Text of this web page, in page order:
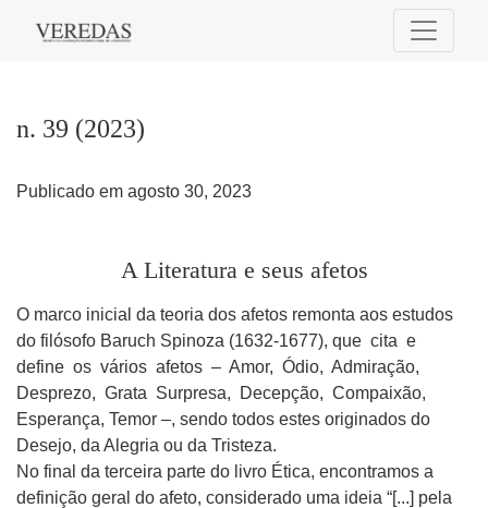
n. 39 (2023)
Publicado em agosto 30, 2023
A Literatura e seus afetos
O marco inicial da teoria dos afetos remonta aos estudos
do filósofo Baruch Spinoza (1632-1677), que cita e
define os vários afetos – Amor, Ódio, Admiração,
Desprezo, Grata Surpresa, Decepção, Compaixão,
Esperança, Temor –, sendo todos estes originados do
Desejo, da Alegria ou da Tristeza.
No final da terceira parte do livro Ética, encontramos a
definição geral do afeto, considerado uma ideia “[...] pela